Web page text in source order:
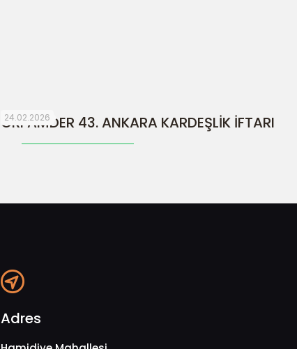
24.02.2026
ORFAMDER 43. ANKARA KARDEŞLİK İFTARI
Adres